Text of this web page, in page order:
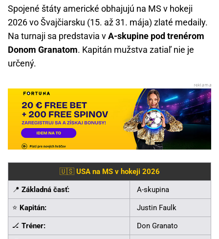
Spojené štáty americké obhajujú na MS v hokeji
2026 vo Švajčiarsku (15. až 31. mája) zlaté medaily.
Na turnaji sa predstavia vA-skupine pod trenérom
Donom Granatom. Kapitán mužstva zatiaľ nie je
určený.
🇺🇸 USA na MS v hokeji 2026
📍 Základná časť: A-skupina
⭐ Kapitán: Justin Faulk
🏒 Tréner: Don Granato